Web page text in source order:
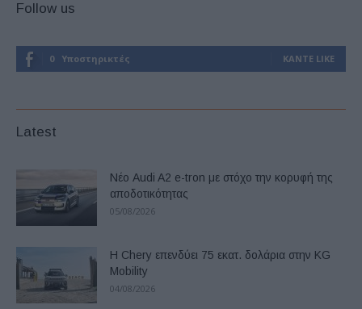
Follow us
0 Υποστηρικτές ΚΆΝΤΕ LIKE
Latest
Νέο Audi A2 e-tron με στόχο την κορυφή της
αποδοτικότητας
05/08/2026
Η Chery επενδύει 75 εκατ. δολάρια στην KG
Mobility
04/08/2026